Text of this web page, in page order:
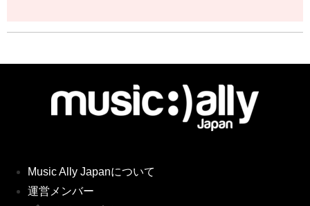
Music Ally Japanについて
運営メンバー